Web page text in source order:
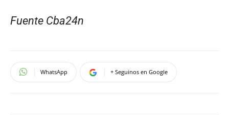
Fuente Cba24n
WhatsApp + Seguinos en Google